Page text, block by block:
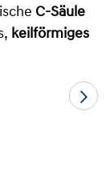
C-Säule
keilförmiges